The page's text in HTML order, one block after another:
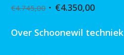
€4.745,00 €4.350,00
Over Schoonewil techniek